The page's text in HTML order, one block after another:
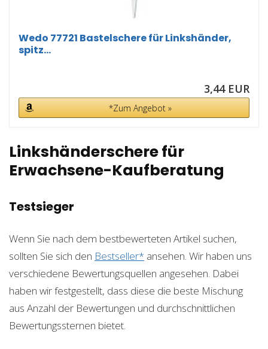
Wedo 77721 Bastelschere für Linkshänder,
spitz...
3,44 EUR
*Zum Angebot »
Linkshänderschere für
Erwachsene-Kaufberatung
Testsieger
Wenn Sie nach dem bestbewerteten Artikel suchen,
sollten Sie sich den Bestseller* ansehen. Wir haben uns
verschiedene Bewertungsquellen angesehen. Dabei
haben wir festgestellt, dass diese die beste Mischung
aus Anzahl der Bewertungen und durchschnittlichen
Bewertungssternen bietet.